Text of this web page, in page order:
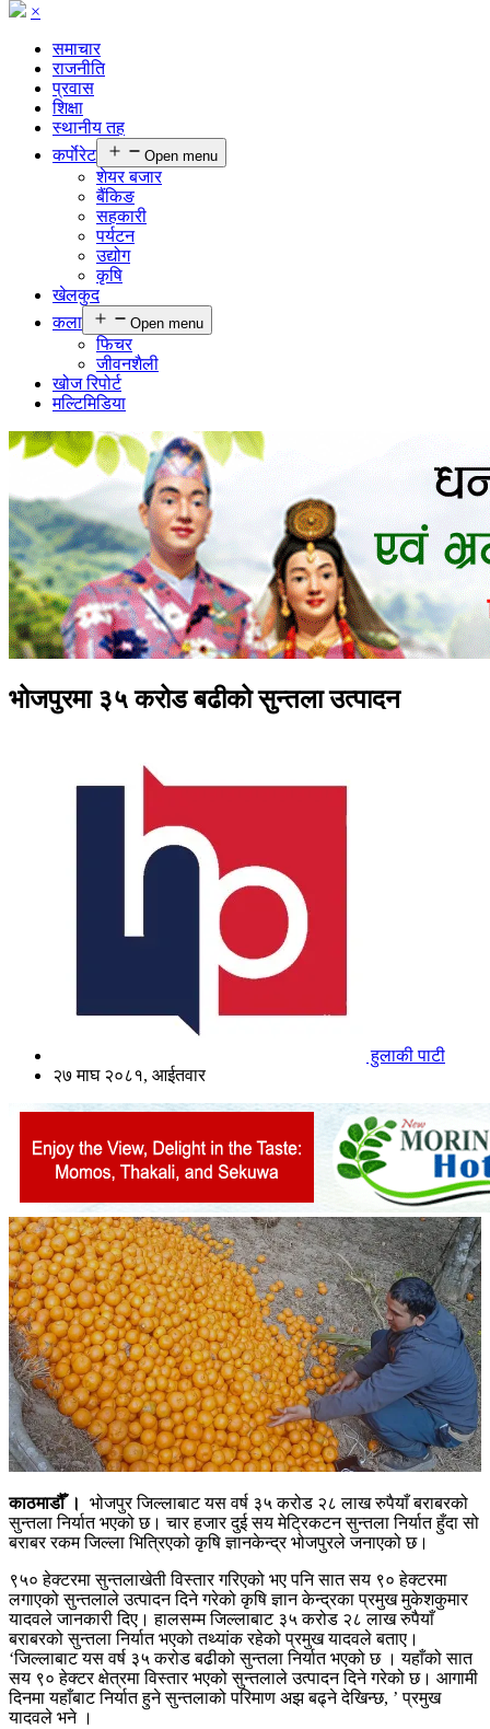
×
समाचार
राजनीति
प्रवास
शिक्षा
स्थानीय तह
कर्पाेरेट
Open menu
शेयर बजार
बैंकिङ
सहकारी
पर्यटन
उद्योग
कृषि
खेलकुद
कला
Open menu
फिचर
जीवनशैली
खोज रिपोर्ट
मल्टिमिडिया
भोजपुरमा ३५ करोड बढीको सुन्तला उत्पादन
हुलाकी पाटी
२७ माघ २०८१, आईतवार
काठमाडौँ ।
भोजपुर जिल्लाबाट यस वर्ष ३५ करोड २८ लाख रुपैयाँ बराबरको
सुन्तला निर्यात भएको छ। चार हजार दुई सय मेट्रिकटन सुन्तला निर्यात हुँदा सो
बराबर रकम जिल्ला भित्रिएको कृषि ज्ञानकेन्द्र भोजपुरले जनाएको छ।
९५० हेक्टरमा सुन्तलाखेती विस्तार गरिएको भए पनि सात सय ९० हेक्टरमा
लगाएको सुन्तलाले उत्पादन दिने गरेको कृषि ज्ञान केन्द्रका प्रमुख मुकेशकुमार
यादवले जानकारी दिए। हालसम्म जिल्लाबाट ३५ करोड २८ लाख रुपैयाँ
बराबरको सुन्तला निर्यात भएको तथ्यांक रहेको प्रमुख यादवले बताए।
‘जिल्लाबाट यस वर्ष ३५ करोड बढीको सुन्तला निर्यात भएको छ । यहाँको सात
सय ९० हेक्टर क्षेत्रमा विस्तार भएको सुन्तलाले उत्पादन दिने गरेको छ। आगामी
दिनमा यहाँबाट निर्यात हुने सुन्तलाको परिमाण अझ बढ्ने देखिन्छ, ’ प्रमुख
यादवले भने ।